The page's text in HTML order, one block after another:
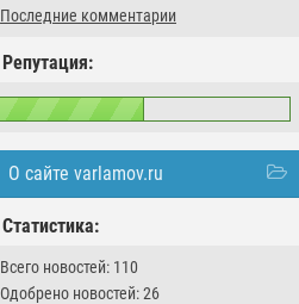
Последние комментарии
Репутация:
О сайте varlamov.ru
Статистика:
Всего новостей: 110
Одобрено новостей: 26